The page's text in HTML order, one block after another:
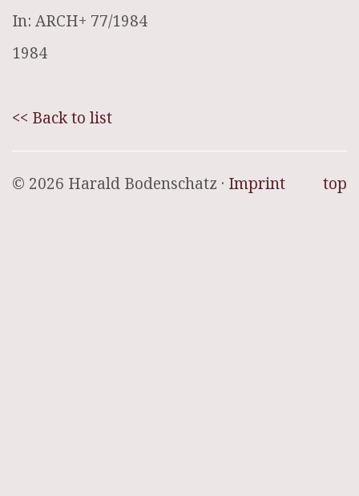
In: ARCH+ 77/1984
1984
<< Back to list
top
© 2026 Harald Bodenschatz · Imprint